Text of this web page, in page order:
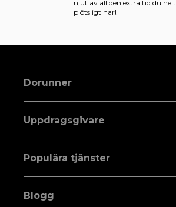
njut av all den extra tid du helt
plötsligt har!
Dorunner
Uppdragsgivare
Populära tjänster
Blogg